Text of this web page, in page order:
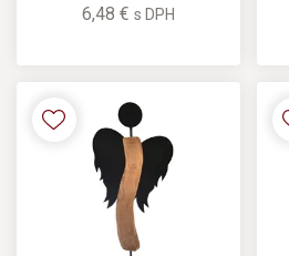
6,48 € s DPH